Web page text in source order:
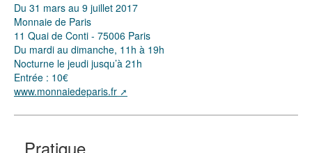
Du 31 mars au 9 juillet 2017
Monnaie de Paris
11 Quai de Conti - 75006 Paris
Du mardi au dimanche, 11h à 19h
Nocturne le jeudi jusqu’à 21h
Entrée : 10€
www.monnaiedeparis.fr
Pratique